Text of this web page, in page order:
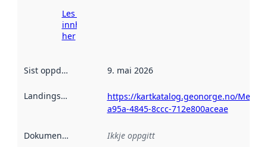
Les meir om
innhenting
her
Sist oppdatert 9. mai 2026
Landingsside
https://kartkatalog.geonorge.no/
a95a-4845-8ccc-712e800aceae
Dokumentasjon Ikkje oppgitt